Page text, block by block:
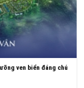
ven biển đáng chú